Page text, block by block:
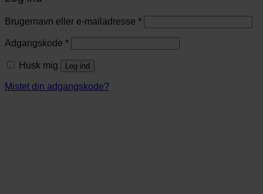
Brugernavn eller e-mailadresse *
Adgangskode *
Husk mig Log ind
Mistet din adgangskode?